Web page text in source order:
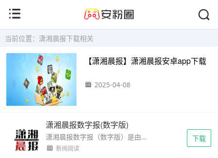
当前位置：潇湘晨报下载相关
【潇湘晨报】潇湘晨报安卓app下载
2025-04-08
潇湘晨报数字报(数字版)
潇湘晨报数字报（数字版）是由潇湘晨报官方推出的移动阅读客户端，为用户提供便捷的数字化阅读体验。该应用内容全面，质量上乘，与官网内容保持一致，无任何删减，是喜爱《潇湘晨报》...
新闻阅读
下载